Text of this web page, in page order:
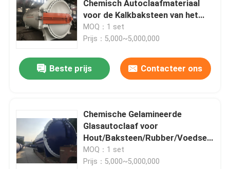
Koolstof Samengestelde Delen
Chemische Drukvaten
Olie gestookte stoomketel
Chemische Kolom
Chemisch Autoclaafmateriaal
voor de Kalkbaksteen van het
Stoomzand
MOQ：1 set
Prijs：5,000~5,000,000
Beste prijs Contacteer ons
Chemische Gelamineerde
Glasautoclaaf voor
Hout/Baksteen/Rubber/Voedsel,
Φ2.5 m
MOQ：1 set
Prijs：5,000~5,000,000